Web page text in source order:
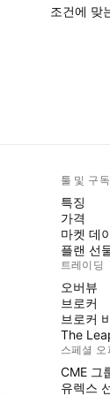
조건에 맞
툴 및 구독
특징
가격
마켓 데
플랜 선
트레이딩
오버뷰
브로커
브로커
The
스페셜 오
CME 그
유렉스